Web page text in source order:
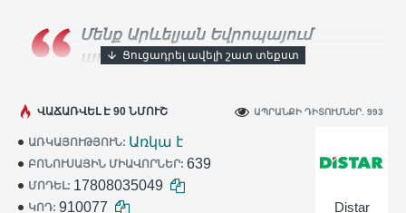
Մենք Արևելյան Եվրոպայում
ադամանդե գործիքների
հազարավոր արհեստավորներ ամեն օր
աշխատանքում:
ԱՌԿԱՅՈՒԹՅՈՒՆ: Առկա է
ԲՈՆՈՒՍԱՅԻՆ ՄԻԱՎՈՐՆԵՐ: 639
ՄՈԴԵԼ: 17808035049
ԿՈԴ: 910077 Distar
ՎԱՃԱՌՎԵԼ Է 90 ՆՄՈՒՇ ԱՊՐԱՆՔԻ ԴԻՏՈՒՄՆԵՐ. 993